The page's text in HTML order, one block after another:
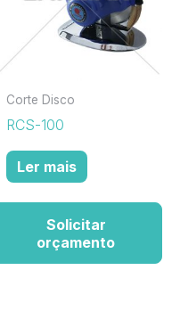
Corte Disco
RCS-100
Ler mais
Solicitar
orçamento